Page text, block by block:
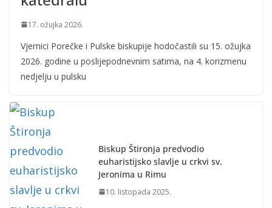
17. ožujka 2026.
Vjernici Porečke i Pulske biskupije hodočastili su 15. ožujka
2026. godine u poslijepodnevnim satima, na 4. korizmenu
nedjelju u pulsku
Biskup Štironja predvodio
euharistijsko slavlje u crkvi sv.
Jeronima u Rimu
10. listopada 2025.